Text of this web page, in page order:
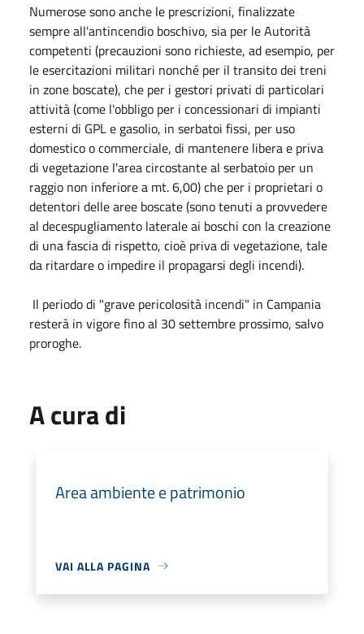
Numerose sono anche le prescrizioni, finalizzate
sempre all'antincendio boschivo, sia per le Autorità
competenti (precauzioni sono richieste, ad esempio, per
le esercitazioni militari nonché per il transito dei treni
in zone boscate), che per i gestori privati di particolari
attività (come l'obbligo per i concessionari di impianti
esterni di GPL e gasolio, in serbatoi fissi, per uso
domestico o commerciale, di mantenere libera e priva
di vegetazione l'area circostante al serbatoio per un
raggio non inferiore a mt. 6,00) che per i proprietari o
detentori delle aree boscate (sono tenuti a provvedere
al decespugliamento laterale ai boschi con la creazione
di una fascia di rispetto, cioè priva di vegetazione, tale
da ritardare o impedire il propagarsi degli incendi).
Il periodo di "grave pericolosità incendi" in Campania
resterà in vigore fino al 30 settembre prossimo, salvo
proroghe.
A cura di
Area ambiente e patrimonio
VAI ALLA PAGINA